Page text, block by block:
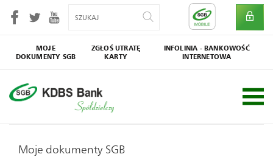
MOJE
DOKUMENTY SGB
ZGŁOŚ UTRATĘ
KARTY
INFOLINIA - BANKOWOŚĆ
INTERNETOWA
Moje dokumenty SGB